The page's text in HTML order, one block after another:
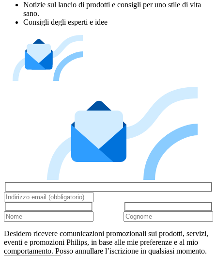
Notizie sul lancio di prodotti e consigli per uno stile di vita
sano.
Consigli degli esperti e idee
Desidero ricevere comunicazioni promozionali sui prodotti, servizi,
eventi e promozioni Philips, in base alle mie preferenze e al mio
comportamento. Posso annullare l’iscrizione in qualsiasi momento.